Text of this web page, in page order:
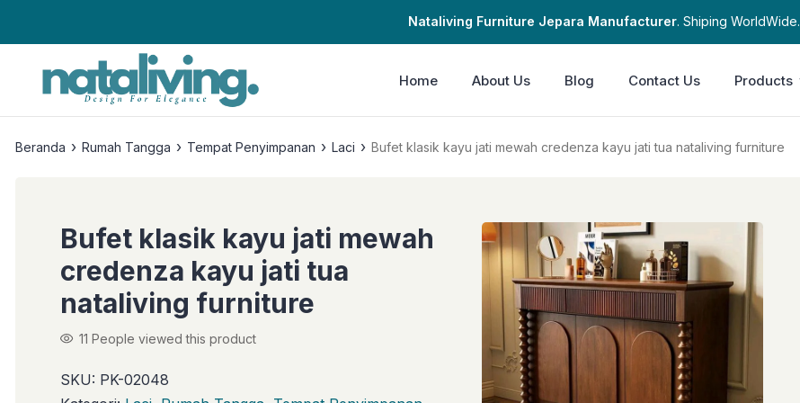
Nataliving Furniture Jepara Manufacturer. Shiping WorldWide.
Home About Us Blog Contact Us Products
Beranda › Rumah Tangga › Tempat Penyimpanan › Laci › Bufet klasik kayu jati mewah credenza kayu jati tua nataliving furniture
Bufet klasik kayu jati mewah
credenza kayu jati tua
nataliving furniture
11 People viewed this product
SKU: PK-02048